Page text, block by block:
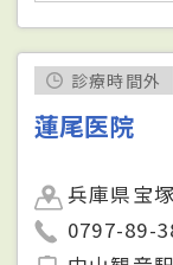
診療時間外
蓮尾医院
兵庫県宝
0797-89-